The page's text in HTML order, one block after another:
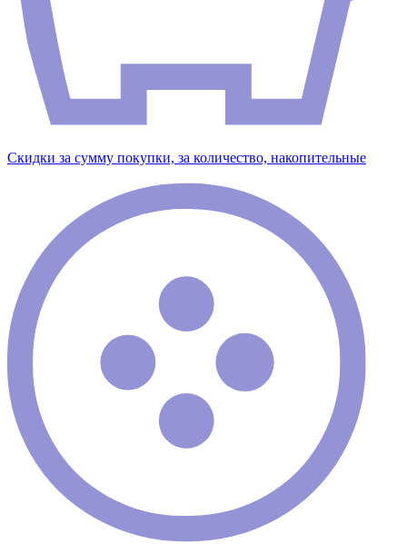
Скидки за сумму покупки, за количество, накопительные